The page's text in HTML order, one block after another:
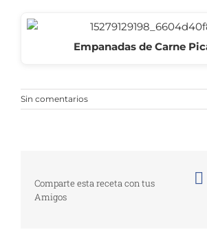
Empanadas de Carne
Sin comentarios
Comparte esta receta con tus
Amigos